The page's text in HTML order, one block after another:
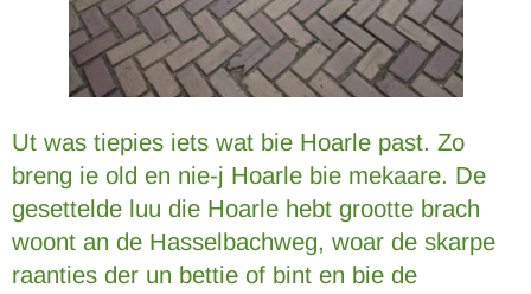
Ut was tiepies iets wat bie Hoarle past. Zo
breng ie old en nie-j Hoarle bie mekaare. De
gesettelde luu die Hoarle hebt grootte brach
woont an de Hasselbachweg, woar de skarpe
raanties der un bettie of bint en bie de